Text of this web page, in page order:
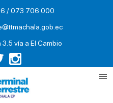
/ 073 706 000
3.5 vía a El Cambio